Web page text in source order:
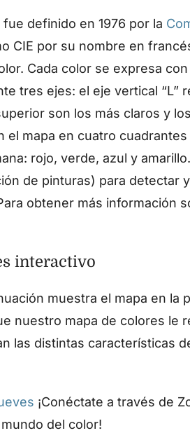
definido en 1976 por la
CIE por su nombre en
Cada color se expresa
tres ejes: el eje vertical “L”
son los más claros y
el mapa en cuatro
rojo, verde, azul y
de pinturas) para detectar
obtener más información
interactivo
muestra el mapa en la
nuestro mapa de colores le
las distintas características
¡Conéctate a través de
del color!